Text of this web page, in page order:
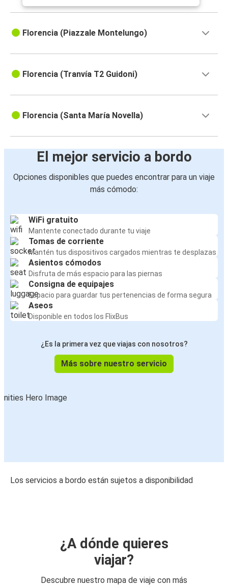
Florencia (Piazzale Montelungo)
Florencia (Tranvía T2 Guidoni)
Florencia (Santa María Novella)
El mejor servicio a bordo
Opciones disponibles que puedes encontrar para un viaje
más cómodo:
WiFi gratuito
Mantente conectado durante tu viaje
Tomas de corriente
Mantén tus dispositivos cargados mientras te desplazas
Asientos cómodos
Disfruta de más espacio para las piernas
Consigna de equipajes
Espacio para guardar tus pertenencias de forma segura
Aseos
Disponible en todos los FlixBus
¿Es la primera vez que viajas con nosotros?
Más sobre nuestro servicio
Los servicios a bordo están sujetos a disponibilidad
¿A dónde quieres
viajar?
Descubre nuestro mapa de viaje con más